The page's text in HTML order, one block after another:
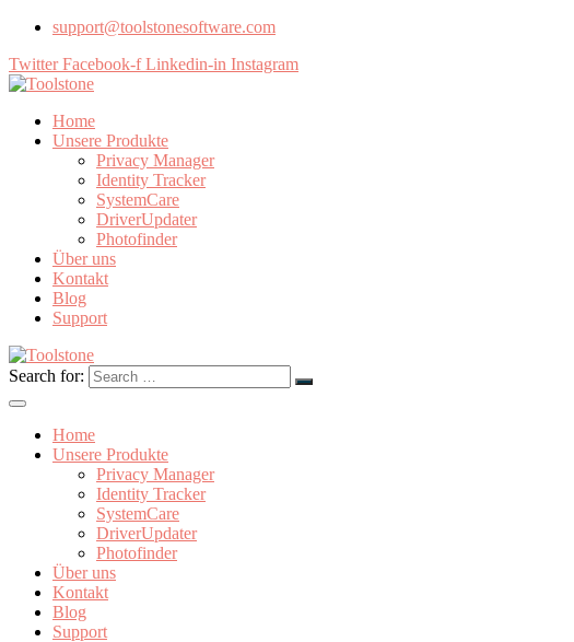
support@toolstonesoftware.com
Twitter Facebook-f Linkedin-in Instagram
Home
Unsere Produkte
Privacy Manager
Identity Tracker
SystemCare
DriverUpdater
Photofinder
Über uns
Kontakt
Blog
Support
Search for:
Home
Unsere Produkte
Privacy Manager
Identity Tracker
SystemCare
DriverUpdater
Photofinder
Über uns
Kontakt
Blog
Support